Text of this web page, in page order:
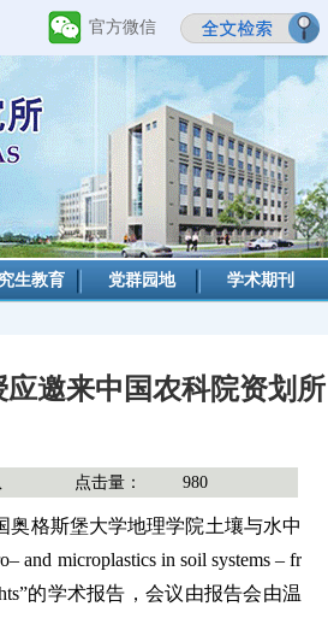
官方微信
生教育 党群园地 学术期刊
邀来中国农科院资划所
点击量： 980
奥格斯堡大学地理学院土壤与水中
microplastics in soil systems – fr
的学术报告，会议由报告会由温